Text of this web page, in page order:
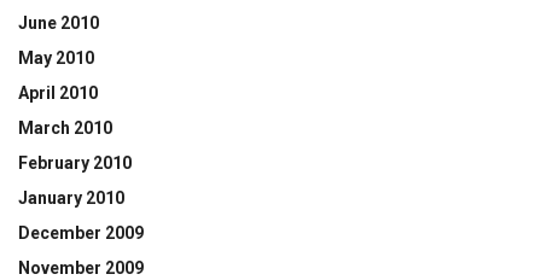
June 2010
May 2010
April 2010
March 2010
February 2010
January 2010
December 2009
November 2009